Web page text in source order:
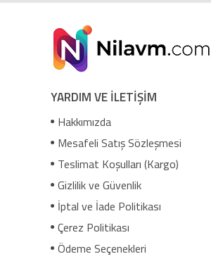
YARDIM VE İLETİŞİM
Hakkımızda
Mesafeli Satış Sözleşmesi
Teslimat Koşulları (Kargo)
Gizlilik ve Güvenlik
İptal ve İade Politikası
Çerez Politikası
Ödeme Seçenekleri